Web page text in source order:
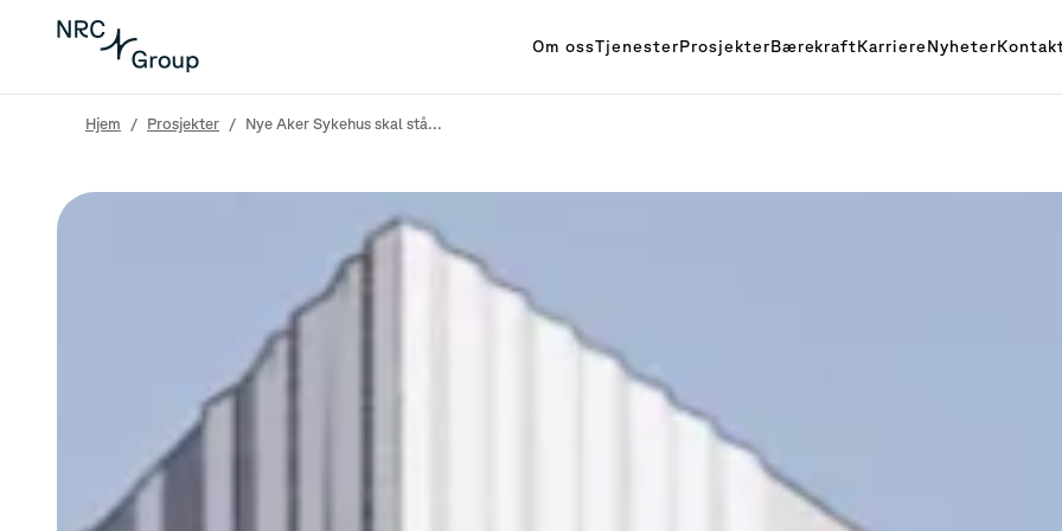
Om ossTjenesterProsjekterBærekraftKarriereNyheter
Hjem / Prosjekter / Nye Aker Sykehus skal stå...